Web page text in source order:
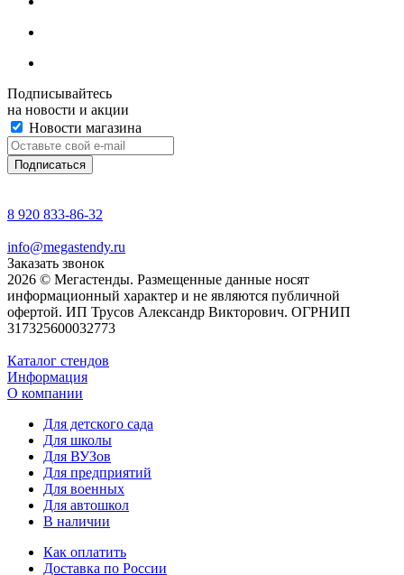
Подписывайтесь
на новости и акции
Новости магазина
8 920 833-86-32
info@megastendy.ru
Заказать звонок
2026 © Мегастенды. Размещенные данные носят
информационный характер и не являются публичной
офертой. ИП Трусов Александр Викторович. ОГРНИП
317325600032773
Каталог стендов
Информация
О компании
Для детского сада
Для школы
Для ВУЗов
Для предприятий
Для военных
Для автошкол
В наличии
Как оплатить
Доставка по России